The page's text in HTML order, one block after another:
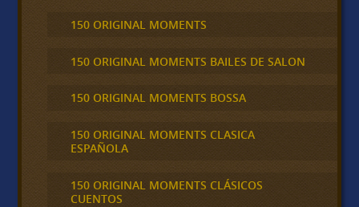
150 ORIGINAL MOMENTS
150 ORIGINAL MOMENTS BAILES DE SALON
150 ORIGINAL MOMENTS BOSSA
150 ORIGINAL MOMENTS CLASICA
ESPAÑOLA
150 ORIGINAL MOMENTS CLÁSICOS
CUENTOS